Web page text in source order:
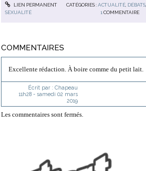
LIEN PERMANENT CATÉGORIES :ACTUALITÉ, DÉBATS,
SEXUALITÉ
1 COMMENTAIRE
COMMENTAIRES
Excellente rédaction. À boire comme du petit lait.
Écrit par : Chapeau
11h28- samedi 02 mars
2019
Les commentaires sont fermés.